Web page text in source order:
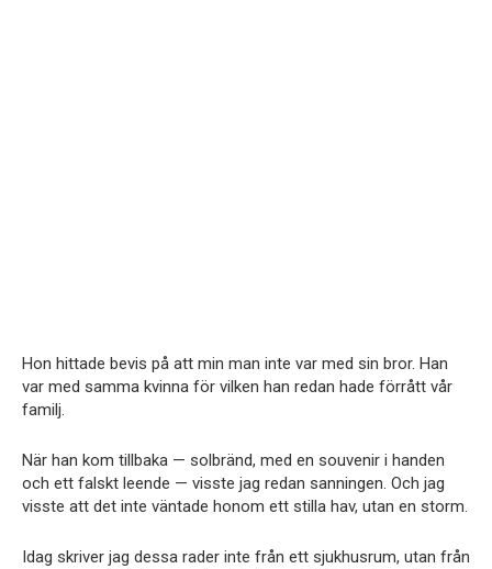
Hon hittade bevis på att min man inte var med sin bror. Han
var med samma kvinna för vilken han redan hade förrått vår
familj.
När han kom tillbaka — solbränd, med en souvenir i handen
och ett falskt leende — visste jag redan sanningen. Och jag
visste att det inte väntade honom ett stilla hav, utan en storm.
Idag skriver jag dessa rader inte från ett sjukhusrum, utan från